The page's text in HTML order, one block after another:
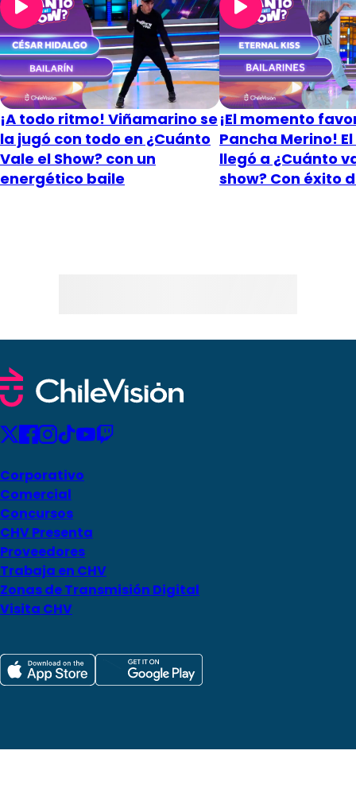
¡A todo ritmo! Viñamarino se
la jugó con todo en ¿Cuánto
Vale el Show? con un
energético baile
¡El momento
Pancha Merino!
llegó a ¿Cuánto
show? Con éxito
Corporativo
Comercial
Concursos
CHV Presenta
Proveedores
Trabaja en CHV
Zonas de Transmisión Digital
Visita CHV